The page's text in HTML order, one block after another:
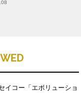
イコー「エボリューショ